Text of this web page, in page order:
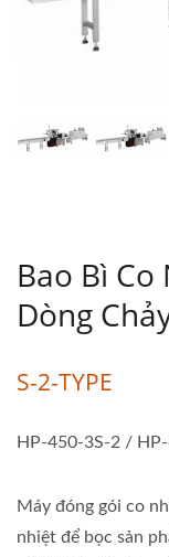
Bao Bì Co
Dòng
S-2-TYPE
HP-450-3S-2 /
Máy đóng gói co
nhiệt để bọc sản